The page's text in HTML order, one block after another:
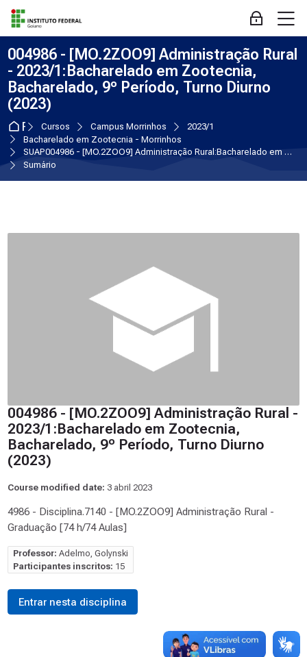
Skip to navigation
Skip to login form
Ir para o conteúdo principal
Skip to accessibility options
Skip to footer
Skip accessibility options
Acessar
004986 - [MO.2ZOO9] Administração Rural
- 2023/1:Bacharelado em Zootecnia,
Bacharelado, 9º Período, Turno Diurno
(2023)
Página inicial
Cursos Campus Morrinhos
2023/1
Bacharelado em Zootecnia - Morrinhos
SUAP004986 - [MO.2ZOO9] Administração Rural:Bacharelado em Zootecnia, Bacharelado, 9º Período, Turno Diurno (2023)
Sumário
004986 - [MO.2ZOO9] Administração Rural -
2023/1:Bacharelado em Zootecnia,
Bacharelado, 9º Período, Turno Diurno
(2023)
Course modified date: 3 abril 2023
4986 - Disciplina.7140 - [MO.2ZOO9] Administração Rural -
Graduação [74 h/74 Aulas]
Professor: Adelmo, Golynski
Participantes inscritos: 15
Entrar nesta disciplina